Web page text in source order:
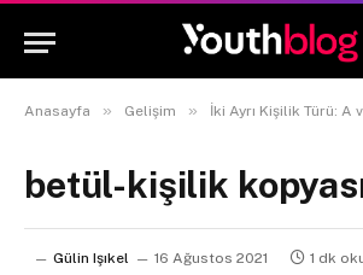
Anasayfa » Gelişim » İki Ayrı Kişilik Türü: A
betül-kişilik
Gülin Işıkel 16 Ağustos 2021 1 dk